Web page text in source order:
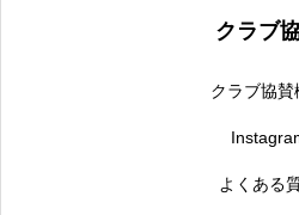
クラブ
クラブ協賛
よくある